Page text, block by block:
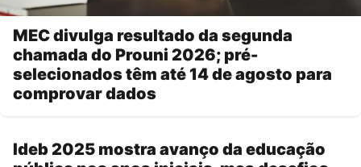
MEC divulga resultado da segunda
chamada do Prouni 2026; pré-
selecionados têm até 14 de agosto para
comprovar dados
Ideb 2025 mostra avanço da educação